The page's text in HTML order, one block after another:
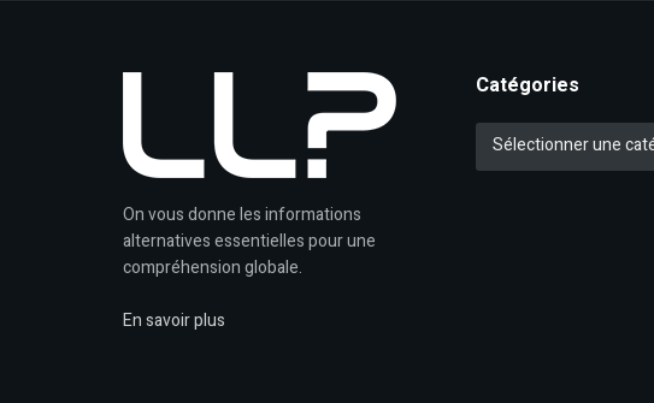
On vous donne les informations
alternatives essentielles pour une
compréhension globale.
En savoir plus
Catégories
Catégories
Sélectionner une